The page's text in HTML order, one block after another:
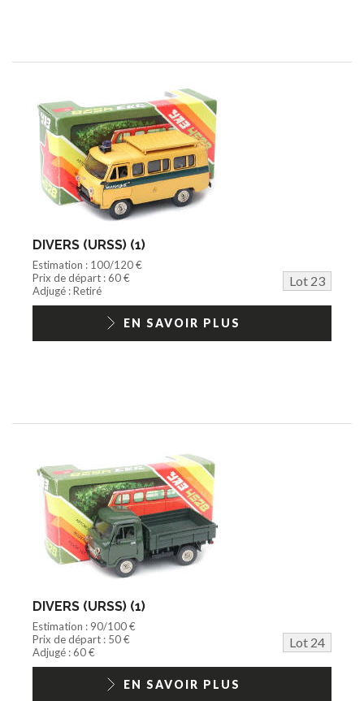
DIVERS (URSS) (1)
Estimation : 100/120 €
Prix de départ : 60 €
Lot 23
Adjugé : Retiré
EN SAVOIR PLUS
DIVERS (URSS) (1)
Estimation : 90/100 €
Prix de départ : 50 €
Lot 24
Adjugé : 60 €
EN SAVOIR PLUS